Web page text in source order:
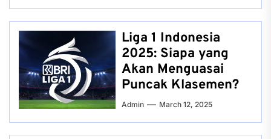
Liga 1 Indonesia
2025: Siapa yang
Akan Menguasai
Puncak Klasemen?
Admin March 12, 2025